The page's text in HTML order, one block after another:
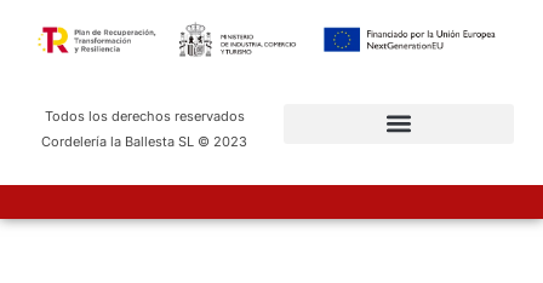
Todos los derechos reservados
Cordelería la Ballesta SL © 2023